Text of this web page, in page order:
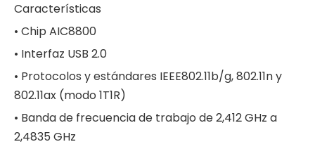
Características
• Chip AIC8800
• Interfaz USB 2.0
• Protocolos y estándares IEEE802.11b/g, 802.11n y
802.11ax (modo 1T1R)
• Banda de frecuencia de trabajo de 2,412 GHz a
2,4835 GHz